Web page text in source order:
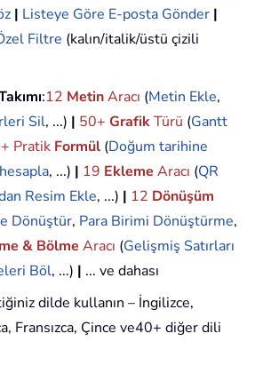
| Listeye Göre E-posta Gönder |
Filtre (kalın/italik/üstü çizili
:12 MetinAracı (Metin Ekle,
Sil, ...) | 50+ GrafikTürü (Gantt
Pratik Formül (Doğum tarihine
, ...) | 19 Ekleme Aracı (QR
Resim Ekle, ...) | 12 Dönüşüm
Dönüştür, Para Birimi Dönüştürme,
& Bölme Aracı (Gelişmiş Satırları
Böl, ...) | ... ve dahası
dilde kullanın – İngilizce,
Fransızca, Çince ve40+ diğer dili